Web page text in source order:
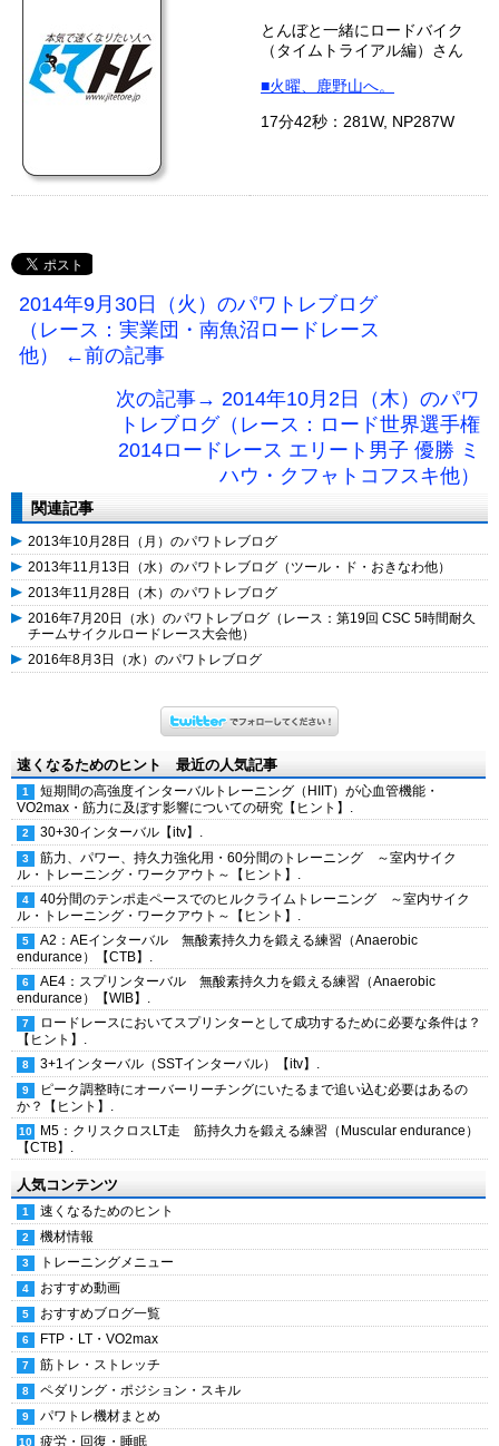
とんぼと一緒にロードバイク
（タイムトライアル編）さん
■火曜、鹿野山へ。
17分42秒：281W, NP287W
2014年9月30日（火）のパワトレブログ
（レース：実業団・南魚沼ロードレース
他） ←前の記事
次の記事→ 2014年10月2日（木）のパワ
トレブログ（レース：ロード世界選手権
2014ロードレース エリート男子 優勝 ミ
ハウ・クフャトコフスキ他）
関連記事
2013年10月28日（月）のパワトレブログ
2013年11月13日（水）のパワトレブログ（ツール・ド・おきなわ他）
2013年11月28日（木）のパワトレブログ
2016年7月20日（水）のパワトレブログ（レース：第19回 CSC 5時間耐久
チームサイクルロードレース大会他）
2016年8月3日（水）のパワトレブログ
速くなるためのヒント 最近の人気記事
短期間の高強度インターバルトレーニング（HIIT）が心血管機能・
VO2max・筋力に及ぼす影響についての研究【ヒント】.
30+30インターバル【itv】.
筋力、パワー、持久力強化用・60分間のトレーニング ～室内サイク
ル・トレーニング・ワークアウト～【ヒント】.
40分間のテンポ走ペースでのヒルクライムトレーニング ～室内サイク
ル・トレーニング・ワークアウト～【ヒント】.
A2：AEインターバル 無酸素持久力を鍛える練習（Anaerobic
endurance）【CTB】.
AE4：スプリンターバル 無酸素持久力を鍛える練習（Anaerobic
endurance）【WIB】.
ロードレースにおいてスプリンターとして成功するために必要な条件は？
【ヒント】.
3+1インターバル（SSTインターバル）【itv】.
ピーク調整時にオーバーリーチングにいたるまで追い込む必要はあるの
か？【ヒント】.
M5：クリスクロスLT走 筋持久力を鍛える練習（Muscular endurance）
【CTB】.
人気コンテンツ
速くなるためのヒント
機材情報
トレーニングメニュー
おすすめ動画
おすすめブログ一覧
FTP・LT・VO2max
筋トレ・ストレッチ
ペダリング・ポジション・スキル
パワトレ機材まとめ
疲労・回復・睡眠